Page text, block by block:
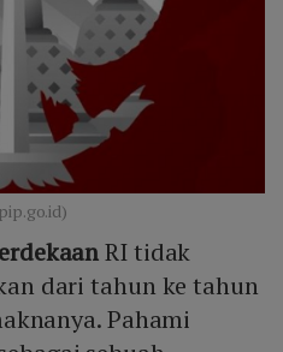
RI tidak
dari tahun ke tahun
Pahami